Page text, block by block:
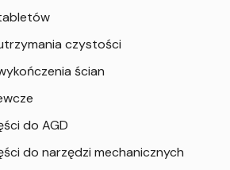
czystości
ścian
do AGD
do narzędzi mechanicznych